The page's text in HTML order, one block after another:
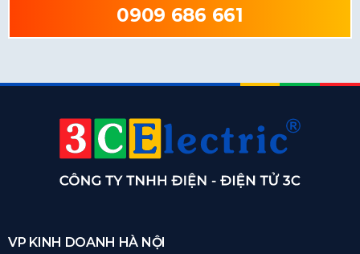
0909 686 661
VP KINH DOANH HÀ NỘI